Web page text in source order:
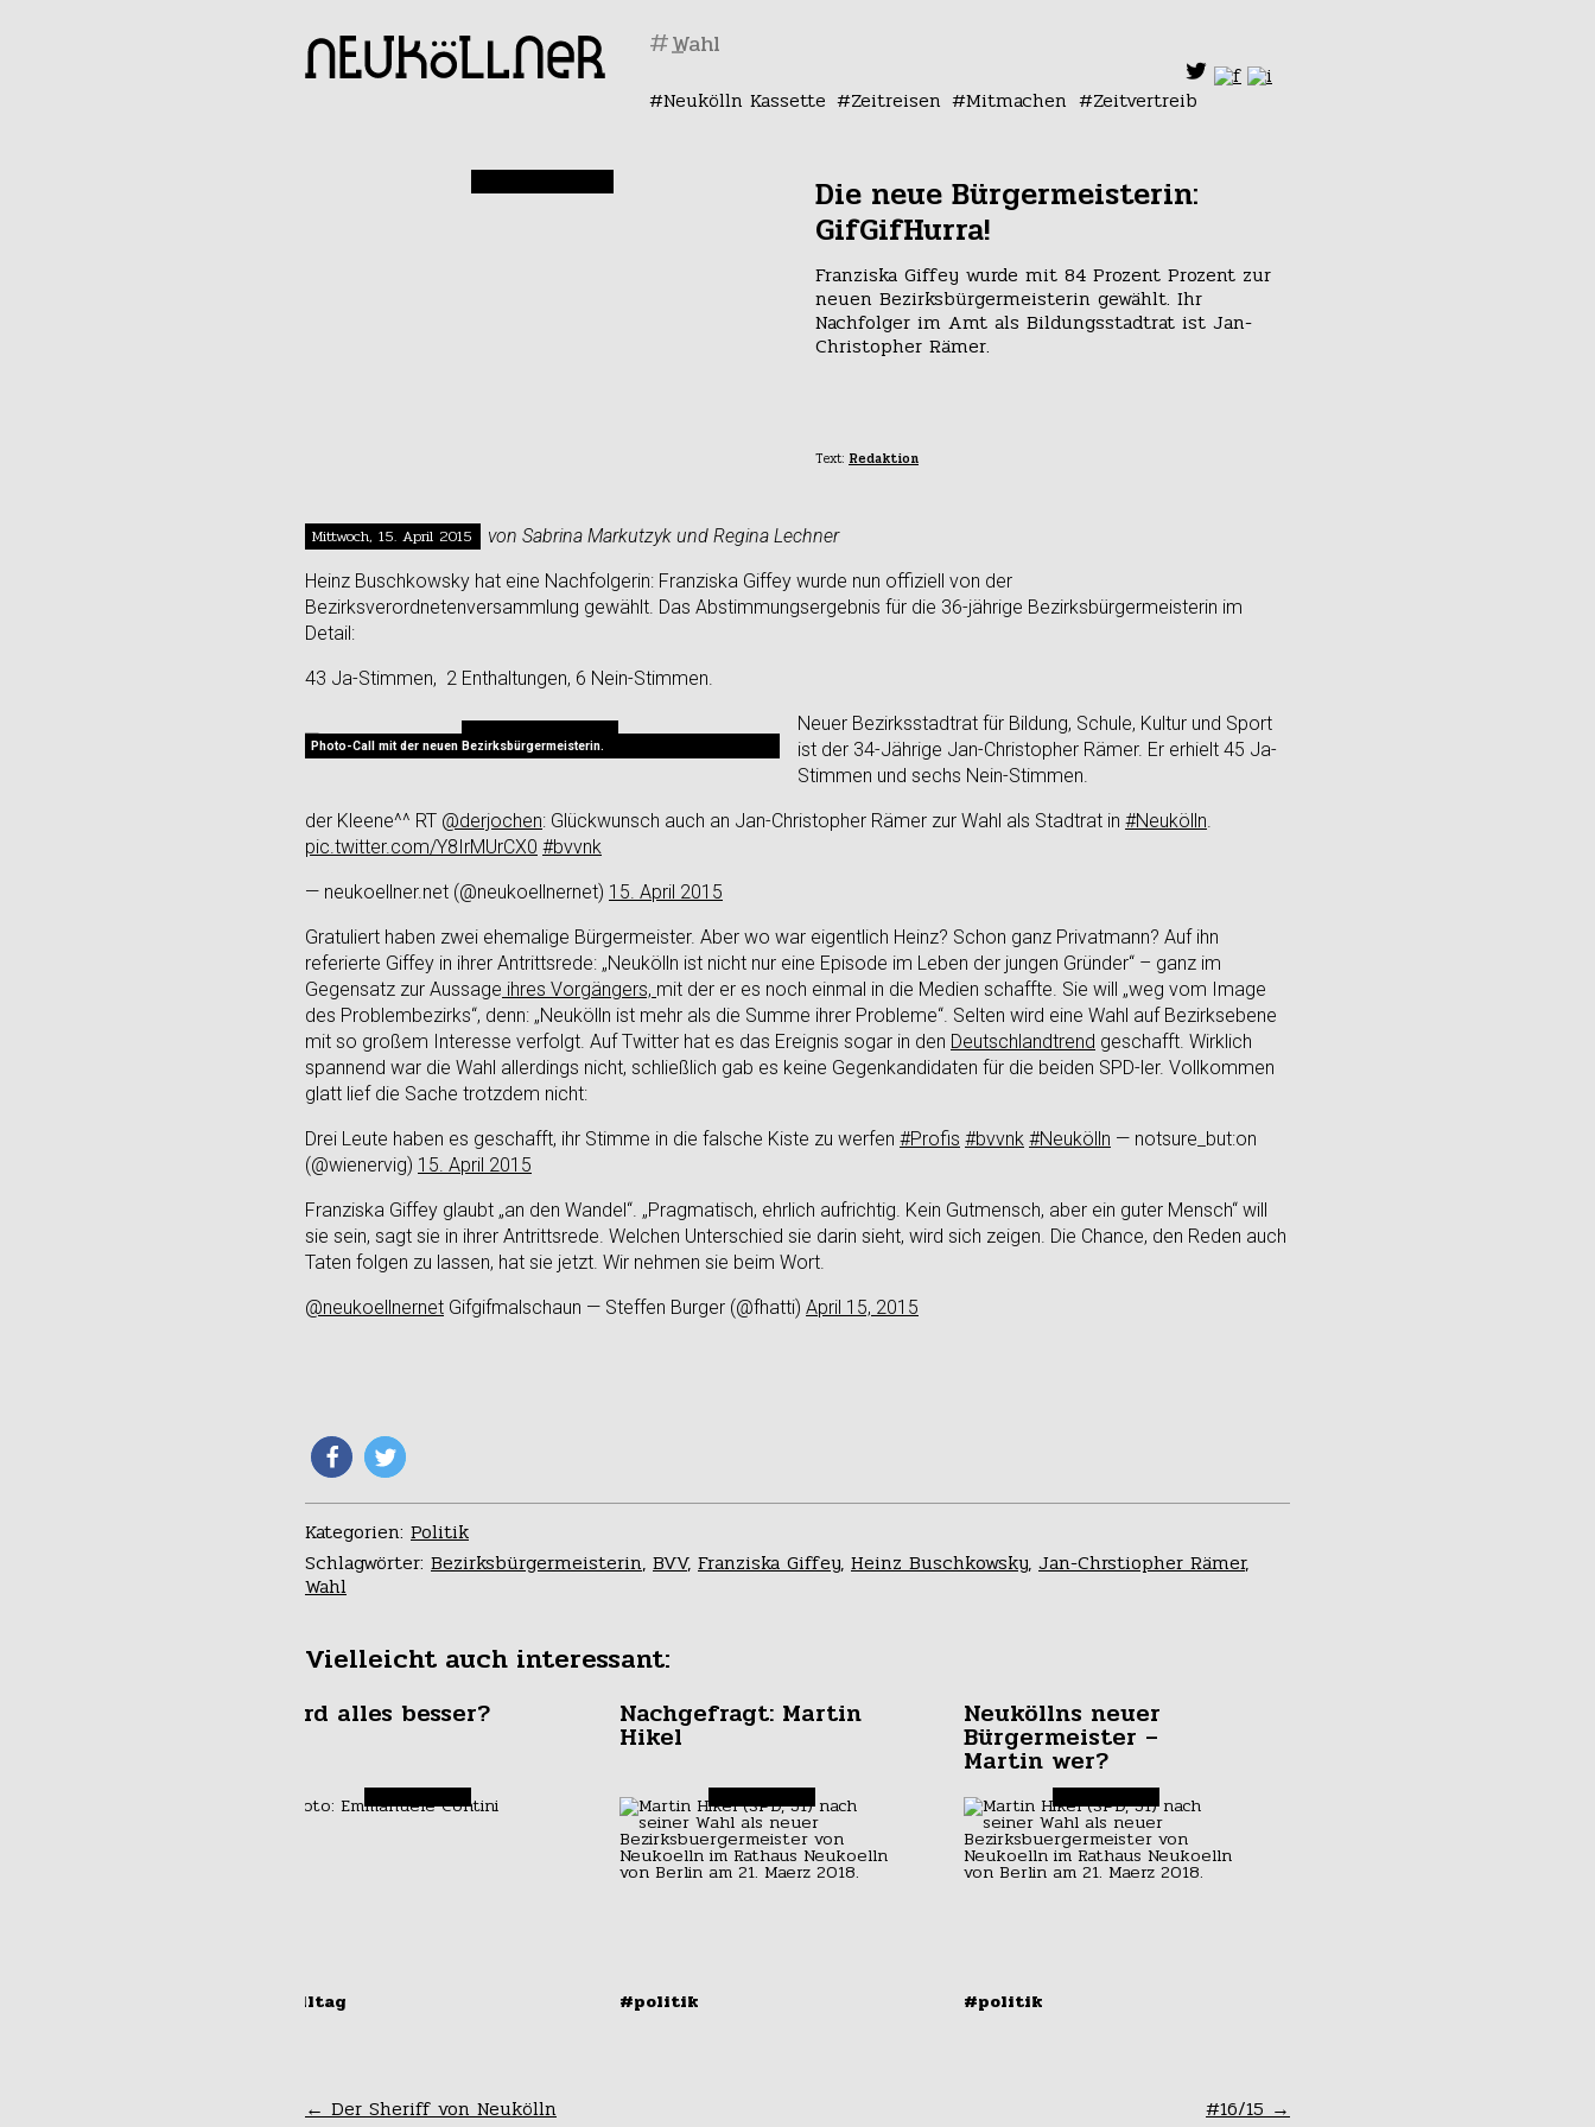
#
Neukölln Kassette Zeitreisen Mitmachen Zeitvertreib
Die neue Bürgermeisterin:
GifGifHurra!
Franziska Giffey wurde mit 84 Prozent Prozent zur
neuen Bezirksbürgermeisterin gewählt. Ihr
Nachfolger im Amt als Bildungsstadtrat ist Jan-
Christopher Rämer.
Text: Redaktion
Mittwoch, 15. April 2015
von Sabrina Markutzyk und Regina Lechner
Heinz Buschkowsky hat eine Nachfolgerin: Franziska Giffey wurde nun offiziell von der
Bezirksverordnetenversammlung gewählt. Das Abstimmungsergebnis für die 36-jährige Bezirksbürgermeisterin im
Detail:
43 Ja-Stimmen, 2 Enthaltungen, 6 Nein-Stimmen.
Photo-Call mit der neuen Bezirksbürgermeisterin.
Neuer Bezirksstadtrat für Bildung, Schule, Kultur und Sport
ist der 34-Jährige Jan-Christopher Rämer. Er erhielt 45 Ja-
Stimmen und sechs Nein-Stimmen.
der Kleene^^ RT @derjochen: Glückwunsch auch an Jan-Christopher Rämer zur Wahl als Stadtrat in #Neukölln.
pic.twitter.com/Y8IrMUrCX0 #bvvnk
— neukoellner.net (@neukoellnernet) 15. April 2015
Gratuliert haben zwei ehemalige Bürgermeister. Aber wo war eigentlich Heinz? Schon ganz Privatmann? Auf ihn
referierte Giffey in ihrer Antrittsrede: „Neukölln ist nicht nur eine Episode im Leben der jungen Gründer“ – ganz im
Gegensatz zur Aussage ihres Vorgängers, mit der er es noch einmal in die Medien schaffte. Sie will „weg vom Image
des Problembezirks“, denn: „Neukölln ist mehr als die Summe ihrer Probleme“. Selten wird eine Wahl auf Bezirksebene
mit so großem Interesse verfolgt. Auf Twitter hat es das Ereignis sogar in den Deutschlandtrend geschafft. Wirklich
spannend war die Wahl allerdings nicht, schließlich gab es keine Gegenkandidaten für die beiden SPD-ler. Vollkommen
glatt lief die Sache trotzdem nicht:
Drei Leute haben es geschafft, ihr Stimme in die falsche Kiste zu werfen #Profis #bvvnk #Neukölln — notsure_but:on
(@wienervig) 15. April 2015
Franziska Giffey glaubt „an den Wandel“. „Pragmatisch, ehrlich aufrichtig. Kein Gutmensch, aber ein guter Mensch“ will
sie sein, sagt sie in ihrer Antrittsrede. Welchen Unterschied sie darin sieht, wird sich zeigen. Die Chance, den Reden auch
Taten folgen zu lassen, hat sie jetzt. Wir nehmen sie beim Wort.
@neukoellnernet Gifgifmalschaun — Steffen Burger (@fhatti) April 15, 2015
Kategorien: Politik
Schlagwörter: Bezirksbürgermeisterin, BVV, Franziska Giffey, Heinz Buschkowsky, Jan-Chrstiopher Rämer,
Wahl
Vielleicht auch interessant:
Wird alles besser?
#alltag
Nachgefragt: Martin
Hikel
#politik
Neuköllns neuer
Bürgermeister –
Martin wer?
#politik
Schule beginnt in
←Der Sheriff von Neukölln #16/15→